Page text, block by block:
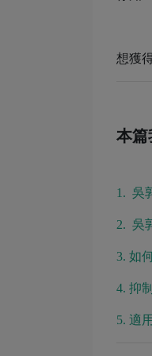
想獲
本
1. 吳
2. 吳
3. 如
4. 抑
5. 適